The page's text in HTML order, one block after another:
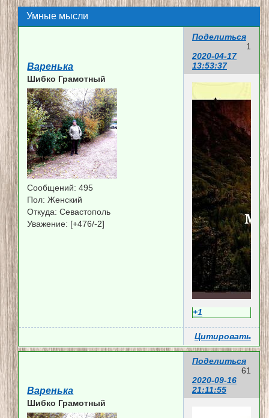
Умные мысли
Поделиться
1
2020-04-17
13:53:37
Варенька
Шибко Грамотный
Сообщений: 495
Пол: Женский
Откуда: Севастополь
Уважение: [+476/-2]
+1
Цитировать
Поделиться
61
2020-09-16
21:11:55
Варенька
Шибко Грамотный